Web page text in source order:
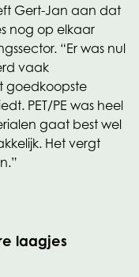
Gert-Jan aan dat
nog op elkaar
“Er was nul
vaak
goedkoopste
PET/PE was heel
gaat best wel
Het vergt
laagjes